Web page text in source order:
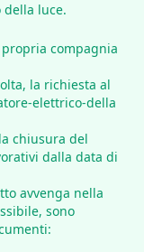
luce.
compagnia
la richiesta al
elettrico-della
chiusura del
dalla data di
avvenga nella
sono